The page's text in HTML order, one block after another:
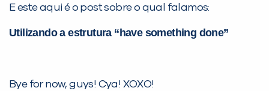
E este aqui é o post sobre o qual falamos:
Utilizando a estrutura “have something done”
Bye for now, guys! Cya! XOXO!